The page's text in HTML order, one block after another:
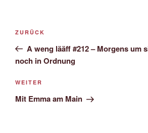
Beitrags-
Vorheriger
Beitrag
ZURÜCK
A weng lääff #212 – Morgens um
noch in Ordnung
Nächster
Beitrag
WEITER
Mit Emma am Main